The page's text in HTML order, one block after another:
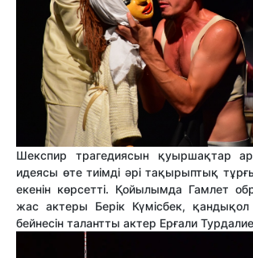
Шекспир трагедиясын қуыршақтар
идеясы өте тиімді әрі тақырыптық
екенін көрсетті. Қойылымда Гамлет
жас актеры Берік Күмісбек,
бейнесін талантты актер Ерғали